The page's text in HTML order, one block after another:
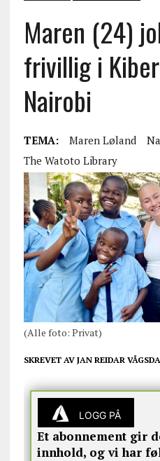
Maren (24)
frivillig i
Nairobi
TEMA: Maren Løland
The Watoto Library
(Alle foto: Privat)
SKREVET AV JAN REIDAR
LOGG PÅ
Et abonnement gir
innhold, og vi har